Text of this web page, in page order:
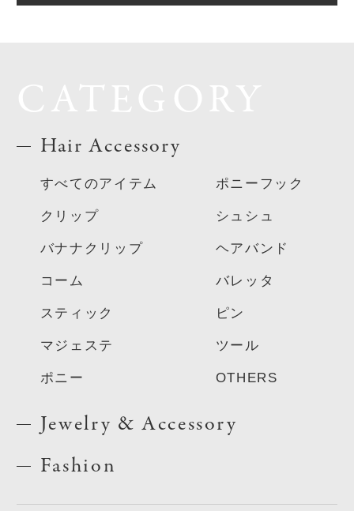
Hair Accessory
すべてのアイテム
クリップ
バナナクリップ
コーム
スティック
マジェステ
ポニー
ポニーフック
シュシュ
ヘアバンド
バレッタ
ピン
ツール
OTHERS
Jewelry & Accessory
Fashion